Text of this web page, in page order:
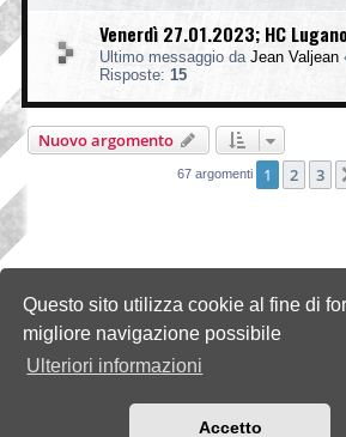
Questo sito utilizza cookie al fine di
migliore navigazione possibile
Ulteriori informazioni
Accetto
Venerdì 27.01.2023; HC
Ultimo messaggio da Jean Valjean
Risposte: 15
Nuovo argomento
67 argomenti 1 2 3
Non puoiaprire nuovi argomenti
Non puoi rispondere negli argomenti
Non puoi modificare i tuoi messaggi
Non puoicancellare i tuoi messaggi